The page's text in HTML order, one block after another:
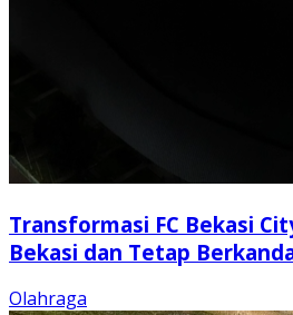
Transformasi FC Bekasi
Bekasi dan Tetap
Olahraga